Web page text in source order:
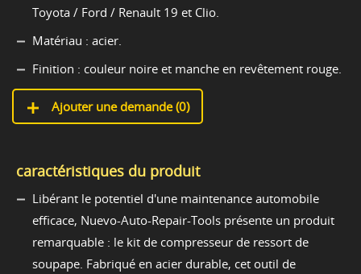
Toyota / Ford / Renault 19 et Clio.
Matériau : acier.
Finition : couleur noire et manche en revêtement rouge.
Ajouter une demande (0)
caractéristiques du produit
Libérant le potentiel d'une maintenance automobile
efficace, Nuevo-Auto-Repair-Tools présente un produit
remarquable : le kit de compresseur de ressort de
soupape. Fabriqué en acier durable, cet outil de